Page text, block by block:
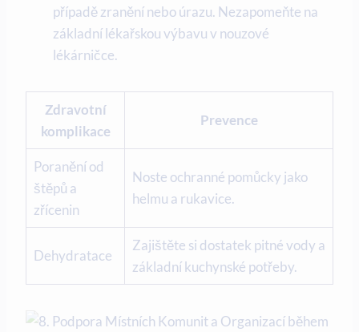
případě zranění nebo úrazu. Nezapomeňte na
základní lékařskou výbavu v nouzové
lékárničce.
Zdravotní
komplikace
Prevence
Poranění od
štěpů a
zřícenin
Noste ochranné pomůcky jako
helmu a rukavice.
Dehydratace
Zajištěte si dostatek pitné vody a
základní kuchynské potřeby.